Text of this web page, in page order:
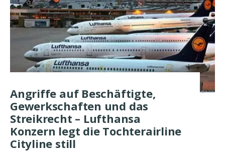
Angriffe auf Beschäftigte,
Gewerkschaften und das
Streikrecht – Lufthansa
Konzern legt die Tochterairline
Cityline still